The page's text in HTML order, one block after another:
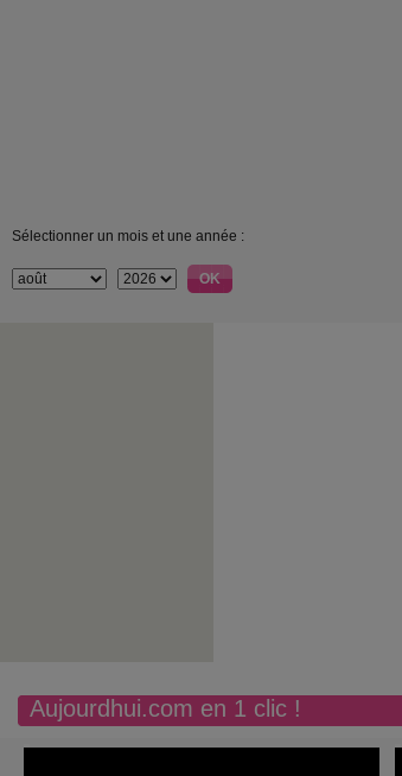
Sélectionner un mois et une année :
Aujourdhui.com en 1 clic !